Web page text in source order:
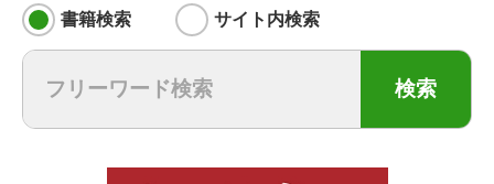
書籍検索 サイト内検索
検索